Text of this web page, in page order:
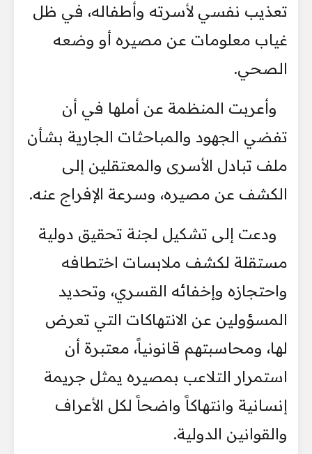
تعذيب نفسي لأسرته وأطفاله، في ظل
غياب معلومات عن مصيره أو وضعه
الصحي.
وأعربت المنظمة عن أملها في أن
تفضي الجهود والمباحثات الجارية بشأن
ملف تبادل الأسرى والمعتقلين إلى
الكشف عن مصيره، وسرعة الإفراج عنه.
ودعت إلى تشكيل لجنة تحقيق دولية
مستقلة لكشف ملابسات اختطافه
واحتجازه وإخفائه القسري، وتحديد
المسؤولين عن الانتهاكات التي تعرض
لها، ومحاسبتهم قانونياً، معتبرة أن
استمرار التلاعب بمصيره يمثل جريمة
إنسانية وانتهاكاً واضحاً لكل الأعراف
والقوانين الدولية.